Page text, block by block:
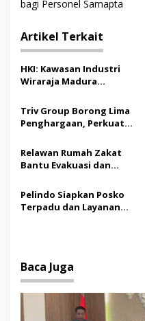
v
i
g
a
s
i
p
o
s
bagi Personel Samapta
Artikel Terkait
HKI: Kawasan Industri
Wiraraja Madura
Pertumbuhan Ekonomi
Baru
Triv Group Borong Lima
Penghargaan, Perkuat
Aset Digital Terpercaya
Relawan Rumah Zakat
Bantu Evakuasi dan
Kebakaran KMP Mutiara
Sentosa II
Pelindo Siapkan Posko
Terpadu dan Layanan
Baca Juga